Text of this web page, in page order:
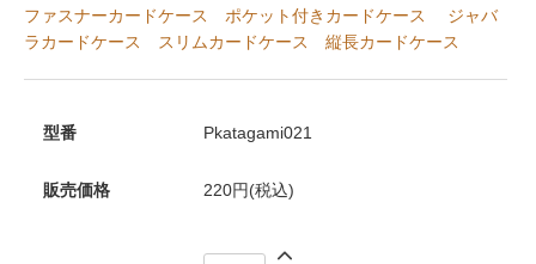
ファスナーカードケース
ポケット付きカードケース
ジャバ
ラカードケース
スリムカードケース 縦長カードケース
型番 Pkatagami021
販売価格 220円(税込)